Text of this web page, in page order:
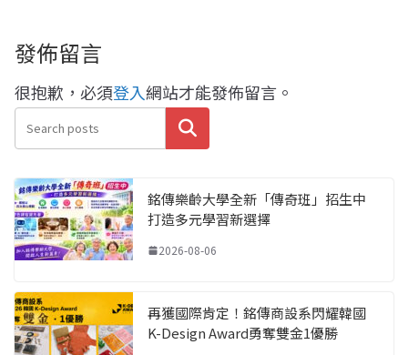
發佈留言
很抱歉，必須登入網站才能發佈留言。
搜尋
銘傳樂齡大學全新「傳奇班」招生中
打造多元學習新選擇
2026-08-06
再獲國際肯定！銘傳商設系閃耀韓國
K-Design Award勇奪雙金1優勝